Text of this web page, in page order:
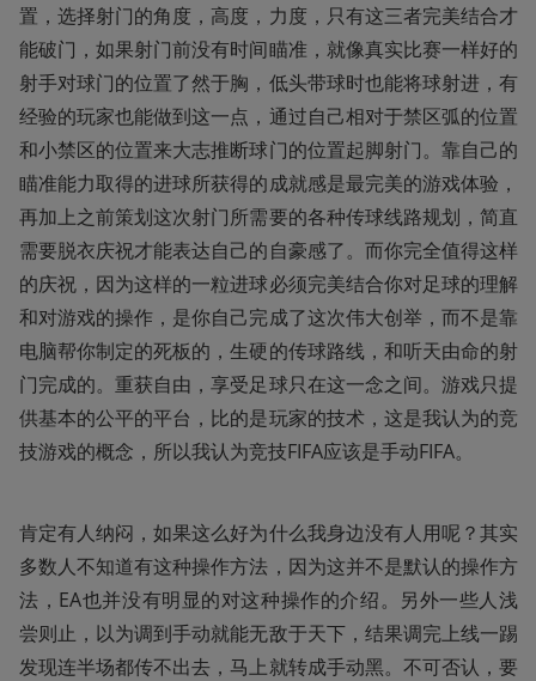
置，选择射门的角度，高度，力度，只有这三者完美结合才
能破门，如果射门前没有时间瞄准，就像真实比赛一样好的
射手对球门的位置了然于胸，低头带球时也能将球射进，有
经验的玩家也能做到这一点，通过自己相对于禁区弧的位置
和小禁区的位置来大志推断球门的位置起脚射门。靠自己的
瞄准能力取得的进球所获得的成就感是最完美的游戏体验，
再加上之前策划这次射门所需要的各种传球线路规划，简直
需要脱衣庆祝才能表达自己的自豪感了。而你完全值得这样
的庆祝，因为这样的一粒进球必须完美结合你对足球的理解
和对游戏的操作，是你自己完成了这次伟大创举，而不是靠
电脑帮你制定的死板的，生硬的传球路线，和听天由命的射
门完成的。重获自由，享受足球只在这一念之间。游戏只提
供基本的公平的平台，比的是玩家的技术，这是我认为的竞
技游戏的概念，所以我认为竞技FIFA应该是手动FIFA。
肯定有人纳闷，如果这么好为什么我身边没有人用呢？其实
多数人不知道有这种操作方法，因为这并不是默认的操作方
法，EA也并没有明显的对这种操作的介绍。另外一些人浅
尝则止，以为调到手动就能无敌于天下，结果调完上线一踢
发现连半场都传不出去，马上就转成手动黑。不可否认，要